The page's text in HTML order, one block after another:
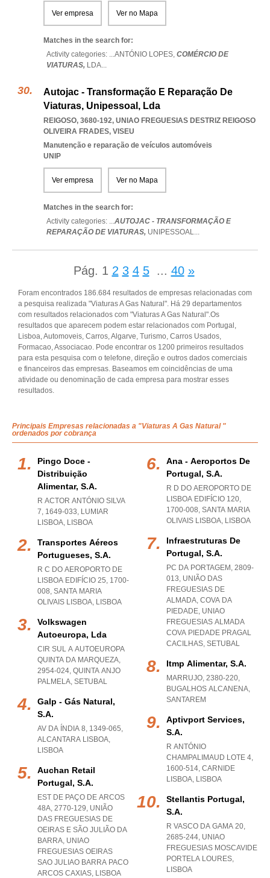
Ver empresa Ver no Mapa
Matches in the search for:
Activity categories: ...ANTÓNIO LOPES, COMÉRCIO DE
VIATURAS, LDA...
Autojac - Transformação E Reparação De
Viaturas, Unipessoal, Lda
REIGOSO, 3680-192, UNIAO FREGUESIAS DESTRIZ REIGOSO
OLIVEIRA FRADES, VISEU
Manutenção e reparação de veículos automóveis
UNIP
Ver empresa Ver no Mapa
Matches in the search for:
Activity categories: ...AUTOJAC - TRANSFORMAÇÃO E
REPARAÇÃO DE VIATURAS, UNIPESSOAL...
Pág. 1 2 3 4 5 ... 40 »
Foram encontrados 186.684 resultados de empresas relacionadas com
a pesquisa realizada "Viaturas A Gas Natural". Há 29 departamentos
com resultados relacionados com "Viaturas A Gas Natural".Os
resultados que aparecem podem estar relacionados com Portugal,
Lisboa, Automoveis, Carros, Algarve, Turismo, Carros Usados,
Formacao, Associacao. Pode encontrar os 1200 primeiros resultados
para esta pesquisa com o telefone, direção e outros dados comerciais
e financeiros das empresas. Baseamos em coincidências de uma
atividade ou denominação de cada empresa para mostrar esses
resultados.
Principais Empresas relacionadas a "Viaturas A Gas Natural "
ordenados por cobrança
Pingo Doce -
Distribuição
Alimentar, S.a.
R ACTOR ANTÓNIO SILVA
7, 1649-033, LUMIAR
LISBOA, LISBOA
Transportes Aéreos
Portugueses, S.a.
R C DO AEROPORTO DE
LISBOA EDIFÍCIO 25, 1700-
008, SANTA MARIA
OLIVAIS LISBOA, LISBOA
Volkswagen
Autoeuropa, Lda
CIR SUL A AUTOEUROPA
QUINTA DA MARQUEZA,
2954-024, QUINTA ANJO
PALMELA, SETUBAL
Galp - Gás Natural,
S.a.
AV DA ÍNDIA 8, 1349-065,
ALCANTARA LISBOA,
LISBOA
Auchan Retail
Portugal, S.a.
EST DE PAÇO DE ARCOS
48A, 2770-129, UNIÃO
DAS FREGUESIAS DE
OEIRAS E SÃO JULIÃO DA
BARRA, UNIAO
FREGUESIAS OEIRAS
SAO JULIAO BARRA PACO
ARCOS CAXIAS, LISBOA
Ana - Aeroportos De
Portugal, S.a.
R D DO AEROPORTO DE
LISBOA EDIFÍCIO 120,
1700-008, SANTA MARIA
OLIVAIS LISBOA, LISBOA
Infraestruturas De
Portugal, S.a.
PC DA PORTAGEM, 2809-
013, UNIÃO DAS
FREGUESIAS DE
ALMADA, COVA DA
PIEDADE, UNIAO
FREGUESIAS ALMADA
COVA PIEDADE PRAGAL
CACILHAS, SETUBAL
Itmp Alimentar, S.a.
MARRUJO, 2380-220,
BUGALHOS ALCANENA,
SANTAREM
Aptivport Services,
S.a.
R ANTÓNIO
CHAMPALIMAUD LOTE 4,
1600-514, CARNIDE
LISBOA, LISBOA
Stellantis Portugal,
S.a.
R VASCO DA GAMA 20,
2685-244, UNIAO
FREGUESIAS MOSCAVIDE
PORTELA LOURES,
LISBOA